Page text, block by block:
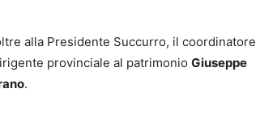
alla Presidente Succurro, il coordinatore
provinciale al patrimonio Giuseppe
.